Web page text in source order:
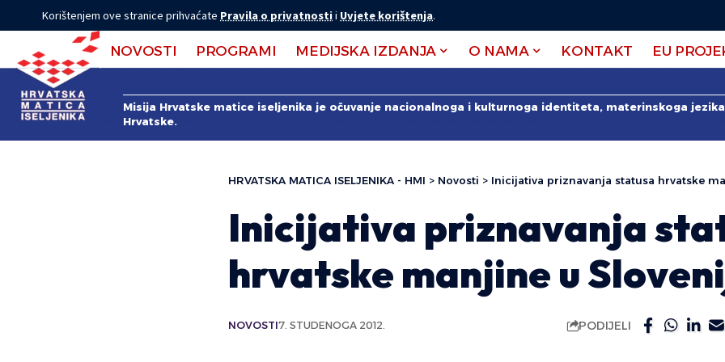
Korištenjem ove stranice prihvaćate Pravila o privatnostii Uvjete korištenja.
NOVOSTI PROGRAMI MEDIJSKA IZDANJA O NAMA KONTAKT EU
Misija Hrvatske matice iseljenika je očuvanje nacionalnoga i kulturnoga identiteta, materinskoga
Hrvatske.
HRVATSKA MATICA ISELJENIKA - HMI > Novosti > Inicijativa priznavanja statusa hrvatske
Inicijativa priznavanja
hrvatske manjine u
NOVOSTI7. STUDENOGA 2012. PODIJELI